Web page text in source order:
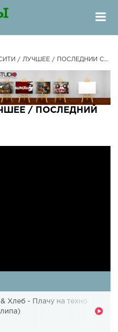
/ ЛУЧШЕЕ / ПОСЛЕДНИЙ СЕЗОН
/ ПОСЛЕДНИЙ
Хлеб - Плачу на техно